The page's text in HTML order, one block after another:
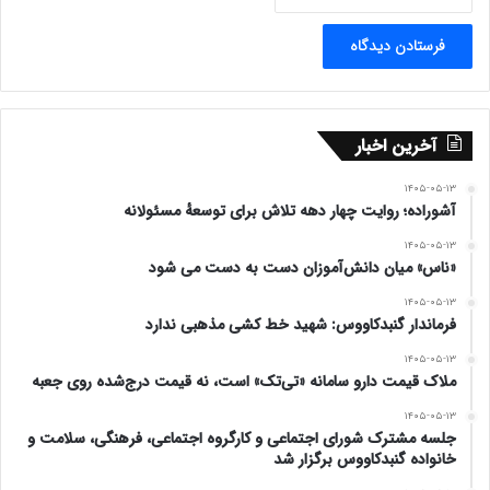
آخرین اخبار
۱۴۰۵-۰۵-۱۳
آشوراده؛ روایت چهار دهه تلاش برای توسعهٔ مسئولانه
۱۴۰۵-۰۵-۱۳
«ناس» میان دانش‌آموزان دست به دست می شود
۱۴۰۵-۰۵-۱۳
فرماندار گنبدکاووس: شهید خط کشی مذهبی ندارد
۱۴۰۵-۰۵-۱۳
ملاک قیمت دارو سامانه «تی‌تک» است، نه قیمت درج‌شده روی جعبه
۱۴۰۵-۰۵-۱۳
جلسه مشترک شورای اجتماعی و کارگروه اجتماعی، فرهنگی، سلامت و
خانواده گنبدکاووس برگزار شد